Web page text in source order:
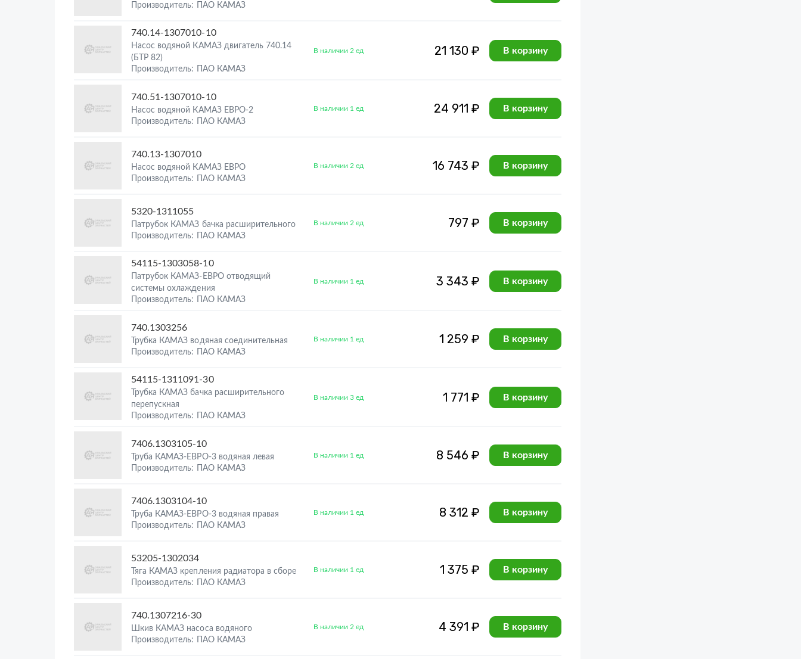
Производитель: ПАО КАМАЗ
740.14-1307010-10
Насос водяной КАМАЗ двигатель 740.14
(БТР 82)
Производитель: ПАО КАМАЗ
В наличии 2 ед 21 130 ₽ В корзину
740.51-1307010-10
Насос водяной КАМАЗ ЕВРО-2
Производитель: ПАО КАМАЗ
В наличии 1 ед 24 911 ₽ В корзину
740.13-1307010
Насос водяной КАМАЗ ЕВРО
Производитель: ПАО КАМАЗ
В наличии 2 ед 16 743 ₽ В корзину
5320-1311055
Патрубок КАМАЗ бачка расширительного
Производитель: ПАО КАМАЗ
В наличии 2 ед 797 ₽ В корзину
54115-1303058-10
Патрубок КАМАЗ-ЕВРО отводящий
системы охлаждения
Производитель: ПАО КАМАЗ
В наличии 1 ед 3 343 ₽ В корзину
740.1303256
Трубка КАМАЗ водяная соединительная
Производитель: ПАО КАМАЗ
В наличии 1 ед 1 259 ₽ В корзину
54115-1311091-30
Трубка КАМАЗ бачка расширительного
перепускная
Производитель: ПАО КАМАЗ
В наличии 3 ед 1 771 ₽ В корзину
7406.1303105-10
Труба КАМАЗ-ЕВРО-3 водяная левая
Производитель: ПАО КАМАЗ
В наличии 1 ед 8 546 ₽ В корзину
7406.1303104-10
Труба КАМАЗ-ЕВРО-3 водяная правая
Производитель: ПАО КАМАЗ
В наличии 1 ед 8 312 ₽ В корзину
53205-1302034
Тяга КАМАЗ крепления радиатора в сборе
Производитель: ПАО КАМАЗ
В наличии 1 ед 1 375 ₽ В корзину
740.1307216-30
Шкив КАМАЗ насоса водяного
Производитель: ПАО КАМАЗ
В наличии 2 ед 4 391 ₽ В корзину